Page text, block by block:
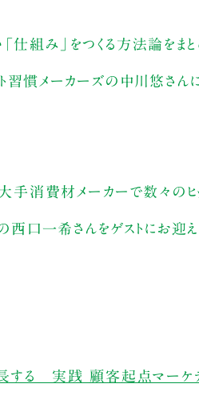
仕組み」をつくる方法論をまと
習慣メーカーズの中川悠さん
手消費材メーカーで数々の
一希さんをゲストにお迎えし
する 実践 顧客起点マーケテ